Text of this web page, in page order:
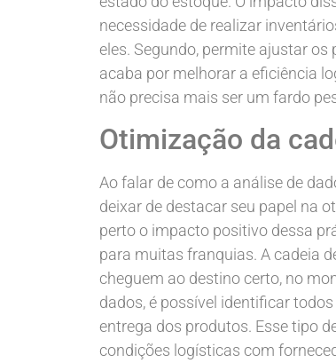
necessidade de realizar
eles. Segundo, permite ajustar
acaba por melhorar a eficiência
não precisa mais ser um fardo
Otimização da
Ao falar de como a análise de
deixar de destacar seu papel na
perto o impacto positivo dessa
para muitas franquias. A cadeia
cheguem ao destino certo, no
dados, é possível identificar
entrega dos produtos. Esse tipo
condições logísticas com